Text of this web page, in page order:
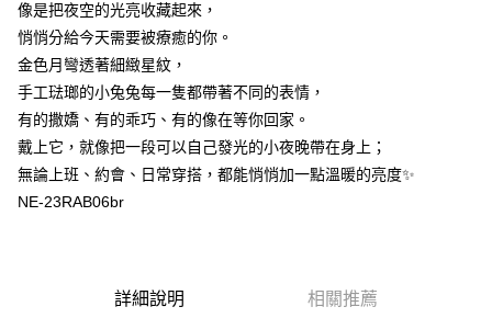
每筆NT$60
宅配
每筆NT$60，滿NT$1,000(含以上)免運費
海外配送
像是把夜空的光亮收藏起來，
悄悄分給今天需要被療癒的你。
金色月彎透著細緻星紋，
手工琺瑯的小兔兔每一隻都帶著不同的表情，
有的撒嬌、有的乖巧、有的像在等你回家。
戴上它，就像把一段可以自己發光的小夜晚帶在身上；
無論上班、約會、日常穿搭，都能悄悄加一點溫暖的亮度✨
NE-23RAB06br
詳細說明 相關推薦